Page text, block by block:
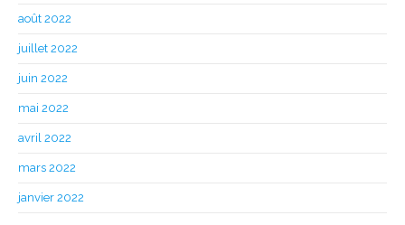
août 2022
juillet 2022
juin 2022
mai 2022
avril 2022
mars 2022
janvier 2022